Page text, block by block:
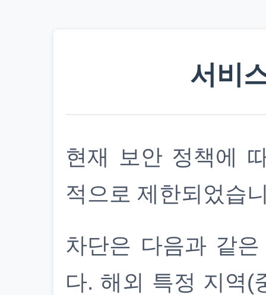
서비
현재 보안 정책에
적으로 제한되었습
차단은 다음과 같
다. 해외 특정 지역(